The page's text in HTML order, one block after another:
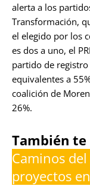
alerta a los
Transformación,
el elegido por los
es dos a uno, el
partido de
equivalentes a
coalición de
26%.
También
Caminos
proyectos